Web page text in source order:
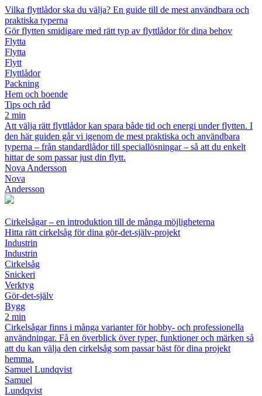
Vilka flyttlådor ska du välja? En guide till de mest användbara och
praktiska typerna
Gör flytten smidigare med rätt typ av flyttlådor för dina behov
Flytta
Flytta
Flytt
Flyttlådor
Packning
Hem och boende
Tips och råd
2 min
Att välja rätt flyttlådor kan spara både tid och energi under flytten. I
den här guiden går vi igenom de mest praktiska och användbara
typerna – från standardlådor till speciallösningar – så att du enkelt
hittar de som passar just din flytt.
Nova Andersson
Nova
Andersson
Cirkelsågar – en introduktion till de många möjligheterna
Hitta rätt cirkelsåg för dina gör-det-själv-projekt
Industrin
Industrin
Cirkelsåg
Snickeri
Verktyg
Gör-det-själv
Bygg
2 min
Cirkelsågar finns i många varianter för hobby- och professionella
användningar. Få en överblick över typer, funktioner och märken så
att du kan välja den cirkelsåg som passar bäst för dina projekt
hemma.
Samuel Lundqvist
Samuel
Lundqvist